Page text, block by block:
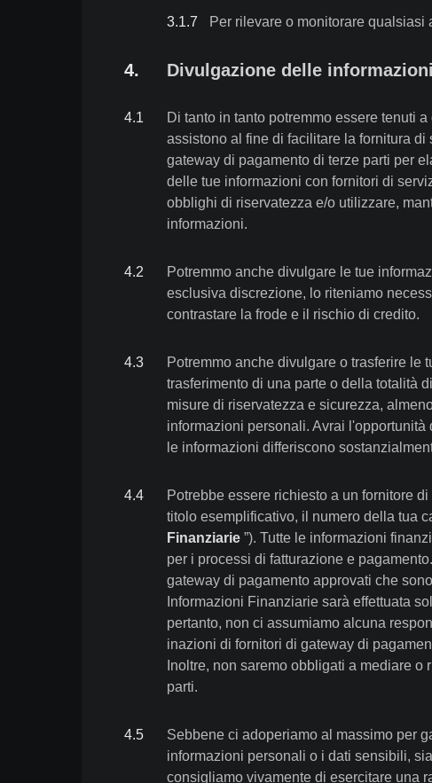
3.1.7 Per rilevare o monitorare
4. Divulgazione delle
4.1
Di tanto in tanto potremmo essere tenuti
assistono al fine di facilitare la fornitura
gateway di pagamento di terze parti per
delle tue informazioni con fornitori di
obblighi di riservatezza e/o utilizzare,
informazioni.
4.2
Potremmo anche divulgare le tue
esclusiva discrezione, lo riteniamo
contrastare la frode e il rischio di credito.
4.3
Potremmo anche divulgare o trasferire
trasferimento di una parte o della totalità
misure di riservatezza e sicurezza,
informazioni personali. Avrai
le informazioni differiscono
4.4
Potrebbe essere richiesto a un fornitore
titolo esemplificativo, il numero della tua
Finanziarie ”). Tutte le informazioni
per i processi di fatturazione e
gateway di pagamento approvati che
Informazioni Finanziarie sarà effettuata
pertanto, non ci assumiamo alcuna
inazioni di fornitori di gateway di
Inoltre, non saremo obbligati a mediare
parti.
4.5
Sebbene ci adoperiamo al massimo per
informazioni personali o i dati sensibili,
consigliamo vivamente di esercitare una